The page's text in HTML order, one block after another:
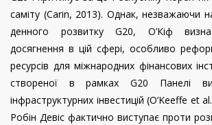
саміту (Carin, 2013). Однак, незважаючи
денного розвитку G20, О’Кіф
досягнення в цій сфері, особливо
ресурсів для міжнародних фінансових
створеної в рамкахG20 Панелі
інфраструктурних інвестицій (O’Keeffe et
Робін Девіс фактично виступає проти